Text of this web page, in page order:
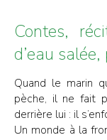
Contes,
d’eau
Quand le marin
pèche, il ne fait
derrière lui : il
Un monde à la